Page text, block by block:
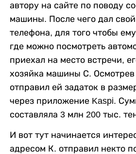
автору на сайте по поводу
машины. После чего дал
телефона, для того чтобы
где можно посмотреть
приехал на место встречи,
хозяйка машины С.
отправил ей задаток в
через приложение Kaspi.
составляла 3 млн 200 тыс.
И вот тут начинается
адресом К. отправил некто